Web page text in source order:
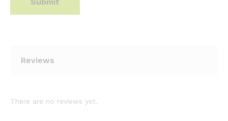
Reviews
There are no reviews yet.